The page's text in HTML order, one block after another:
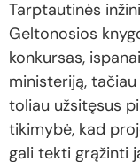
Tarptautinės
Geltonosios
konkursas,
ministeriją,
toliau užsitęsus
tikimybė, kad
gali tekti grąžinti